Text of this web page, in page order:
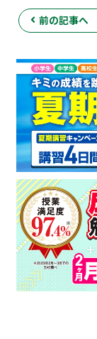
前の記事へ